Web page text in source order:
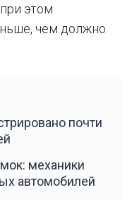
этом
чем должно
почти
механики
автомобилей